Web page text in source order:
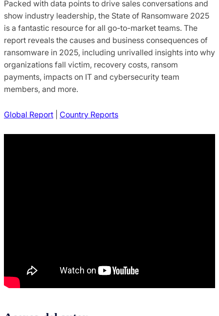
Packed with data points to drive sales conversations and
show industry leadership, the State of Ransomware 2025
is a fantastic resource for all go-to-market teams. The
report reveals the causes and business consequences of
ransomware in 2025, including unrivalled insights into why
organizations fall victim, recovery costs, ransom
payments, impacts on IT and cybersecurity team
members, and more.
Global Report Country Reports